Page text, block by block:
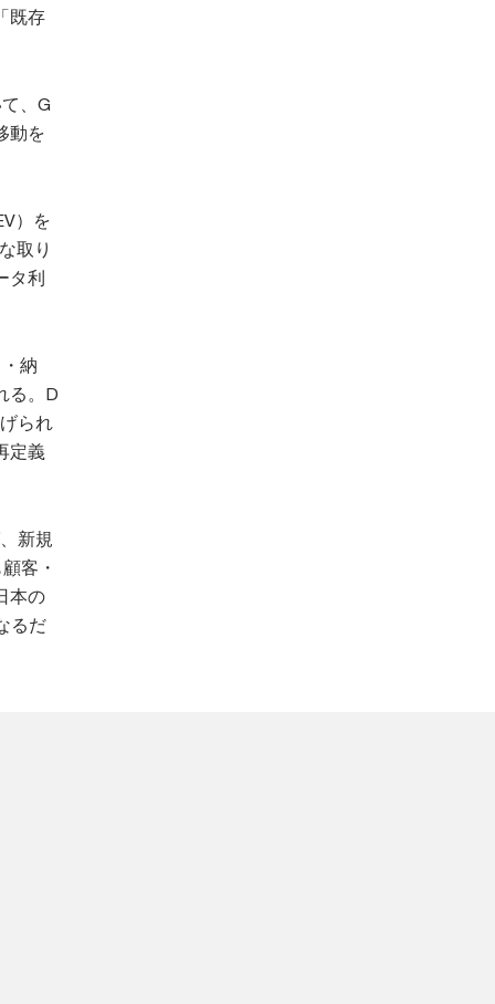
既存
、G
動を
）を
取り
タ利
納
る。D
られ
定義
新規
客・
本の
るだ